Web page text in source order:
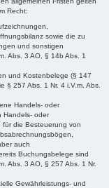
Recht:
sowie die zu
und sonstigen
Abs. 3 AO, § 14b Abs. 1
und Kostenbelege (§ 147
§ 257 Abs. 1 Nr. 4 i.V.m. Abs.
Handels- oder
Handels- oder
für die Besteuerung von
auch
Buchungsbelege sind
Abs. 3 AO, § 257 Abs. 1 Nr.
Gewährleistungs- und